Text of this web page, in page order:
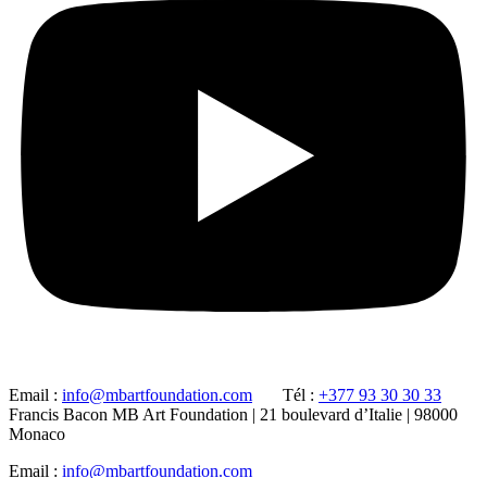
Email : info@mbartfoundation.com Tél : +377 93 30 30 33
Francis Bacon MB Art Foundation | 21 boulevard d’Italie | 98000
Monaco
Email : info@mbartfoundation.com